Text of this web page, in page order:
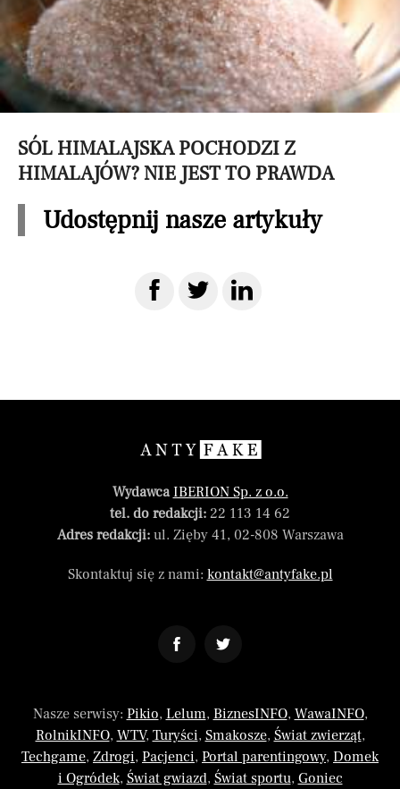
SÓL HIMALAJSKA POCHODZI Z
HIMALAJÓW? NIE JEST TO PRAWDA
Udostępnij nasze artykuły
WydawcaIBERION Sp. z o.o.
tel. do redakcji: 22 113 14 62
Adres redakcji:ul. Zięby 41, 02-808 Warszawa
Skontaktuj się z nami: kontakt@antyfake.pl
Nasze serwisy: Pikio, Lelum, BiznesINFO, WawaINFO,
RolnikINFO, WTV, Turyści, Smakosze, Świat zwierząt,
Techgame, Zdrogi, Pacjenci, Portal parentingowy, Domek
i Ogródek, Świat gwiazd, Świat sportu, Goniec